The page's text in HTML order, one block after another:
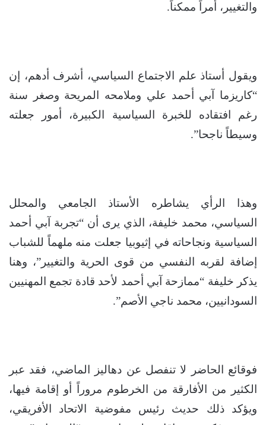
والتغيير، أمراً ممكناً.
ويقول أستاذ علم الاجتماع السياسي، أشرف أدهم، إن
“كاريزما آبي أحمد علي وملامحه المريحة وصغر سنة
رغم افتقاده للخبرة السياسية الكبيرة، أمور جعلته
وسيطاً ناجحا”.
وهذا الرأي يشاطره الأستاذ الجامعي والمحلل
السياسي، محمد خليفة، الذي يرى أن “تجربة آبي أحمد
السياسية ونجاحاته في إثيوبيا جعلت منه ملهماً للشباب
إضافة لقربه النفسي من قوى الحرية والتغيير”، وهنا
يذكر خليفة “ممازحة آبي أحمد لأحد قادة تجمع المهنيين
السودانيين، محمد ناجي الأصم”.
فوقائع الحاضر لا تنفصل عن دهاليز الماضي، فقد عبر
الكثير من الأفارقة من الخرطوم مروراً أو إقامة فيها،
ويؤكد ذلك حديث رئيس مفوضية الاتحاد الأفريقي،